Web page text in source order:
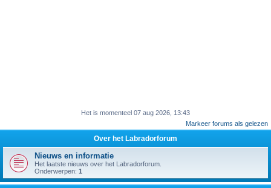
Het is momenteel 07 aug 2026, 13:43
Markeer forums als gelezen
Over het Labradorforum
Nieuws en informatie
Het laatste nieuws over het Labradorforum.
Onderwerpen: 1